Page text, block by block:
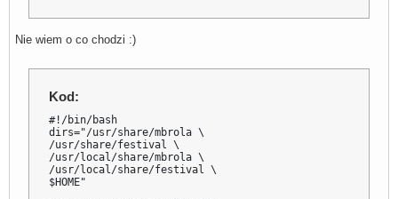
Nie wiem o co chodzi :)
Kod:
#!/bin/bash
dirs="/usr/share/mbrola \
/usr/share/festival \
/usr/local/share/mbrola \
/usr/local/share/festival \
$HOME"